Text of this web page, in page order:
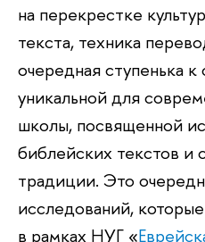
на перекрестке
текста, техника
очередная ступенька
уникальной для
школы, посвященной
библейских текстов и
традиции. Это
исследований,
в рамках НУГ «